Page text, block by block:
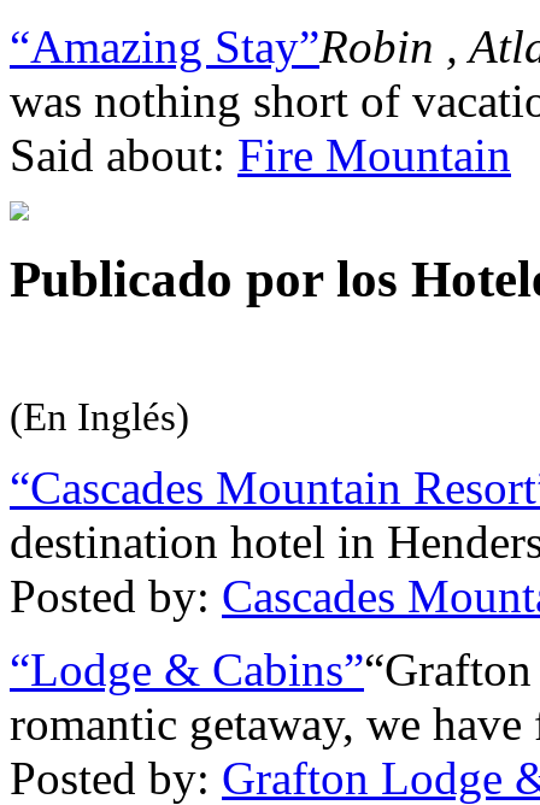
“Amazing Stay”Robin ,
was nothing short of
Said about: Fire Mountain
Publicado por los
(En Inglés)
“Cascades Mountain
destination hotel in
Posted by: Cascades
“Lodge & Cabins”
romantic getaway, we
Posted by: Grafton Lodge